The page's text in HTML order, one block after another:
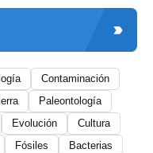
Contaminación
Paleontología
Evolución
Cultura
Fósiles
Bacterias